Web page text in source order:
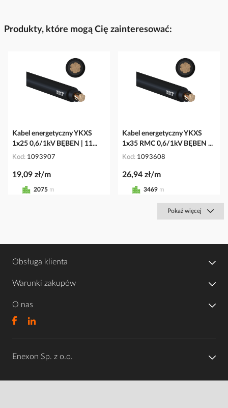
Produkty, które mogą Cię zainteresować:
Kabel energetyczny YKXS
1x25 0,6/1kV BĘBEN | 11...
Kod 1093907
19,09 zł/m
2075 m
Kabel energetyczny YKXS
1x35 RMC 0,6/1kV BĘBEN ...
Kod 1093608
26,94 zł/m
3469 m
Pokaż więcej
Obsługa klienta
Warunki zakupów
O nas
Enexon Sp. z o.o.